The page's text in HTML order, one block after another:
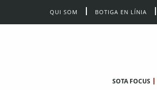
QUI SOM BOTIGA EN LÍNIA
SOTA FOCUS